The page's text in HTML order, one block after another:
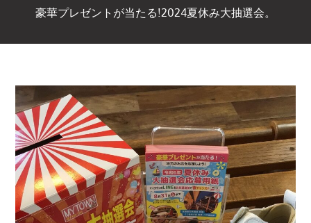
豪華プレゼントが当たる!2024夏休み大抽選会。